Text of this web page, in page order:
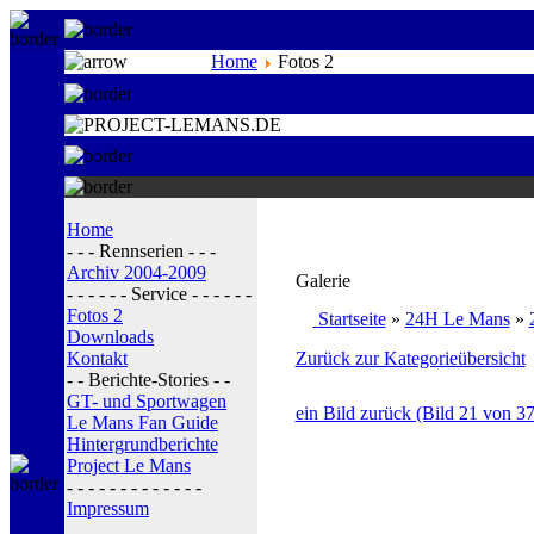
Home Fotos 2
Home
- - - Rennserien - - -
Archiv 2004-2009
- - - - - - Service - - - - - -
Fotos 2
Downloads
Kontakt
- - Berichte-Stories - -
GT- und Sportwagen
Le Mans Fan Guide
Hintergrundberichte
Project Le Mans
- - - - - - - - - - - - -
Impressum
Galerie
Startseite» 24H Le Mans»
Zurück zur Kategorieübersicht
ein Bild zurück (Bild 21 von